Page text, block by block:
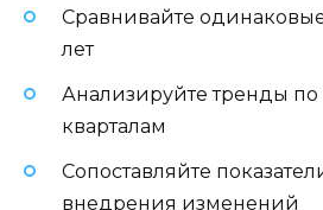
Сравнивайте
лет
Анализируйте тренды
кварталам
Сопоставляйте
внедрения изменений